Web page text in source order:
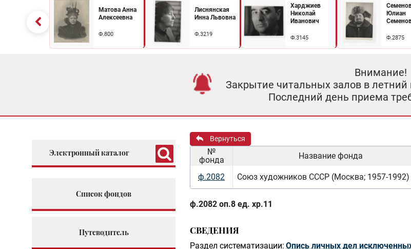
Матова Анна
Алексеевна
Ф.800
Лиснянская
Инна Львовна
Ф.3219
Харджиев
Николай
Иванович
Ф.3145
Юлиан
Ф.2875
Внимание!
Закрытие читальных залов в летний
Последний день приема
Электронный каталог
Список фондов
Путеводитель
Вернуться
№
фонда
Название фонда
ф.2082
Союз художников СССР (Москва; 1957-1992)
ф.2082 оп.8 ед. хр.11
СВЕДЕНИЯ
Раздел систематизации: Опись личных дел